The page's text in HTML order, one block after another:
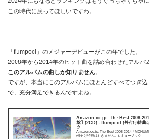
この時代に戻ってほしいですわ。
「flumpool」のメジャーデビューがこの年でした。
2008年から2014年のヒット曲を詰め合わせたアルバ
このアルバムの曲しか知りません。
ですが、本当にこのアルバムにほとんどすべてつぎ
で、充分満足できるんですよね。
Amazon.co.jp: The Best 2008-
盤】(2CD) - flumpool (外付け特典
ク
Amazon.co.jp: The Best 2008-2014「
(外付け特典は付きません。): ミュージック